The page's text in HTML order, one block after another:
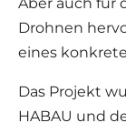
Drohnen
eines
Das Projekt
HABAU und